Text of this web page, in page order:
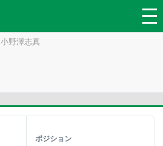
小野澤志真
ポジション